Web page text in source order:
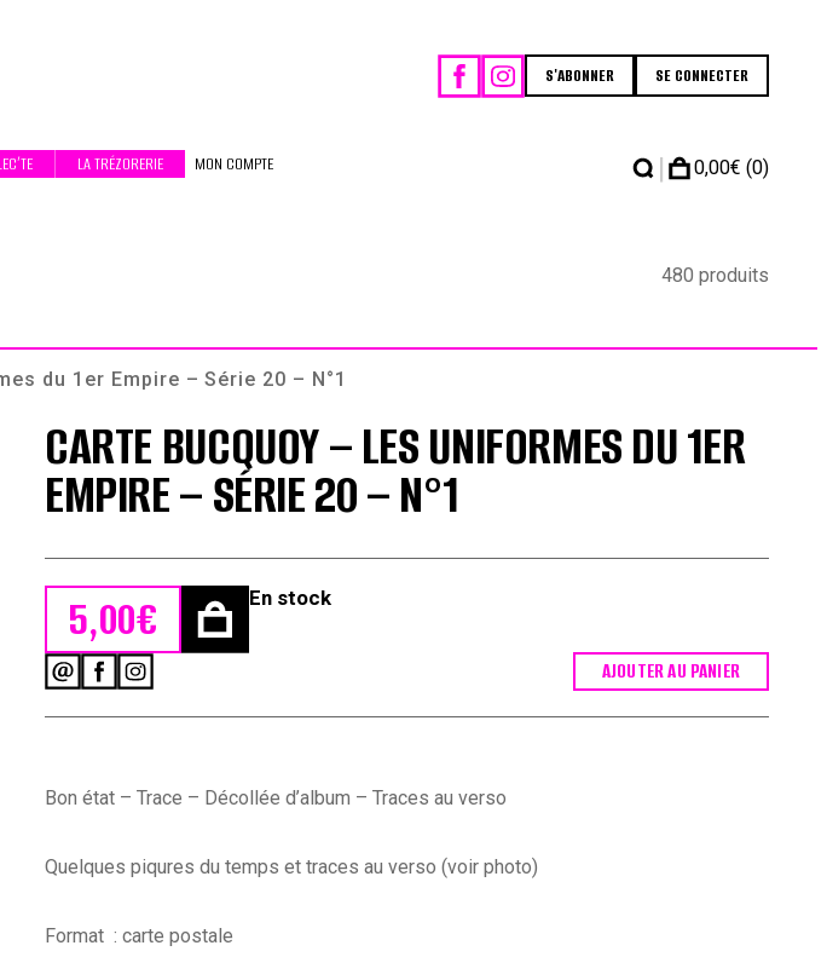
S'ABONNER SE CONNECTER
LA TRÉZORERIE MON COMPTE | 0,00€ (0)
480 produits
du 1er Empire – Série 20 – N°1
CARTE BUCQUOY – LES UNIFORMES DU 1ER
EMPIRE – SÉRIE 20 – N°1
5,00€ En stock
Les
1er
Série
AJOUTER AU PANIER
Bon état – Trace – Décollée d’album – Traces au verso
Quelques piqures du temps et traces au verso (voir photo)
Format : carte postale